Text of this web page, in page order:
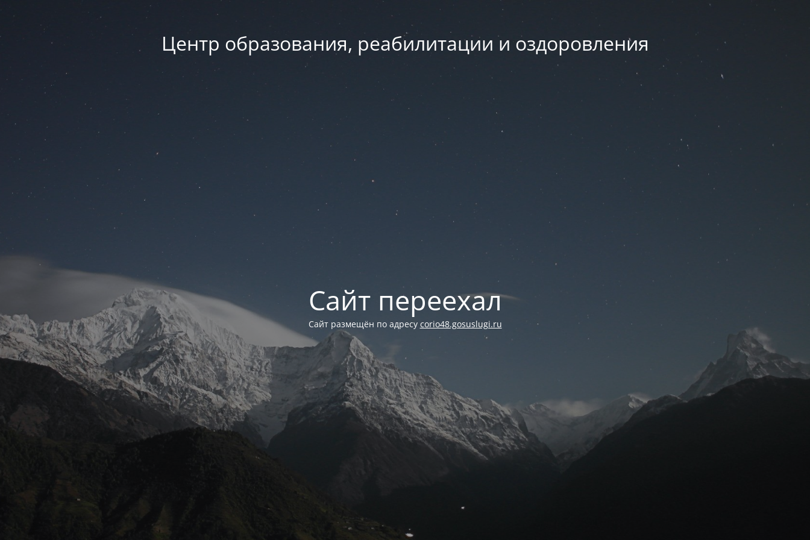
Центр образования, реабилитации и оздоровления
Сайт переехал
Сайт размещён по адресу corio48.gosuslugi.ru